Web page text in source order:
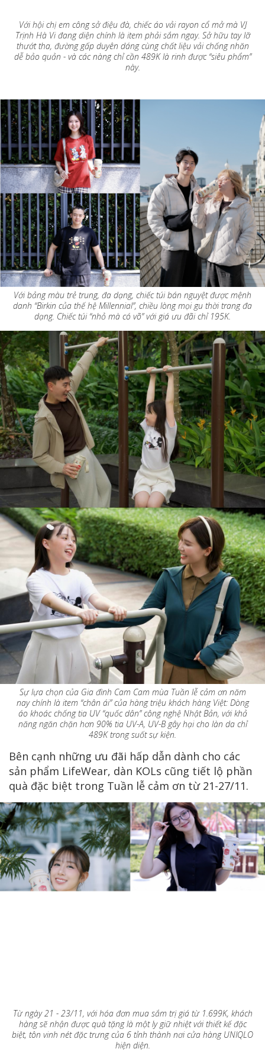
Với hội chị em công sở điệu đà, chiếc áo vải rayon cổ mở mà VJ
Trịnh Hà Vi đang diện chính là item phải sắm ngay. Sở hữu tay lỡ
thướt tha, đường gấp duyên dáng cùng chất liệu vải chống nhăn
dễ bảo quản - và các nàng chỉ cần 489K là rinh được “siêu phẩm”
này.
Với bảng màu trẻ trung, đa dạng, chiếc túi bán nguyệt được mệnh
danh “Birkin của thế hệ Millennial”, chiều lòng mọi gu thời trang đa
dạng. Chiếc túi “nhỏ mà có võ” với giá ưu đãi chỉ 195K.
Sự lựa chọn của Gia đình Cam Cam mùa Tuần lễ cảm ơn năm
nay chính là item “chân ái” của hàng triệu khách hàng Việt: Dòng
áo khoác chống tia UV “quốc dân” công nghệ Nhật Bản, với khả
năng ngăn chặn hơn 90% tia UV-A, UV-B gây hại cho làn da chỉ
489K trong suốt sự kiện.
Bên cạnh những ưu đãi hấp dẫn dành cho các
sản phẩm LifeWear, dàn KOLs cũng tiết lộ phần
quà đặc biệt trong Tuần lễ cảm ơn từ 21-27/11.
Từ ngày 21 - 23/11, với hóa đơn mua sắm trị giá từ 1.699K, khách
hàng sẽ nhận được quà tặng là một ly giữ nhiệt với thiết kế đặc
biệt, tôn vinh nét đặc trưng của 6 tỉnh thành nơi cửa hàng UNIQLO
hiện diện.